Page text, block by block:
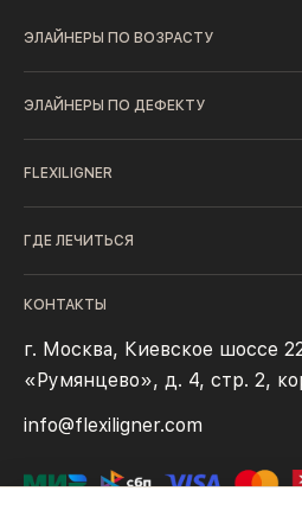
ЭЛАЙНЕРЫ ПО ВОЗРАСТУ
ЭЛАЙНЕРЫ ПО ДЕФЕКТУ
FLEXILIGNER
ГДЕ ЛЕЧИТЬСЯ
КОНТАКТЫ
г. Москва, Киевское шоссе
«Румянцево», д. 4, стр. 2,
info@flexiligner.com